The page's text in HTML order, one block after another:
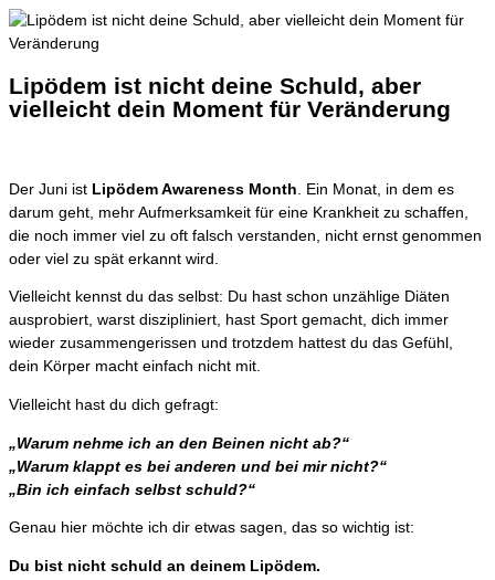
Lipödem ist nicht deine Schuld, aber
vielleicht dein Moment für Veränderung
Der Juni ist Lipödem Awareness Month . Ein Monat, in dem es
darum geht, mehr Aufmerksamkeit für eine Krankheit zu schaffen,
die noch immer viel zu oft falsch verstanden, nicht ernst genommen
oder viel zu spät erkannt wird.
Vielleicht kennst du das selbst: Du hast schon unzählige Diäten
ausprobiert, warst diszipliniert, hast Sport gemacht, dich immer
wieder zusammengerissen und trotzdem hattest du das Gefühl,
dein Körper macht einfach nicht mit.
Vielleicht hast du dich gefragt:
„Warum nehme ich an den Beinen nicht ab?“
„Warum klappt es bei anderen und bei mir nicht?“
„Bin ich einfach selbst schuld?“
Genau hier möchte ich dir etwas sagen, das so wichtig ist:
Du bist nicht schuld an deinem Lipödem.